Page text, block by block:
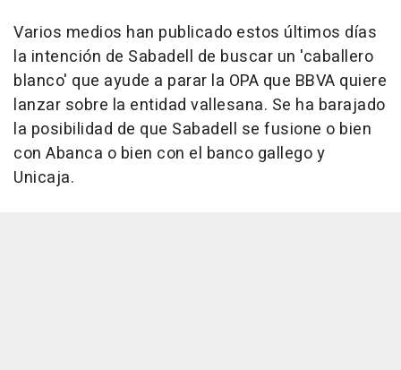
Varios medios han publicado estos últimos días
la intención de Sabadell de buscar un 'caballero
blanco' que ayude a parar la OPA que BBVA quiere
lanzar sobre la entidad vallesana. Se ha barajado
la posibilidad de que Sabadell se fusione o bien
con Abanca o bien con el banco gallego y
Unicaja.